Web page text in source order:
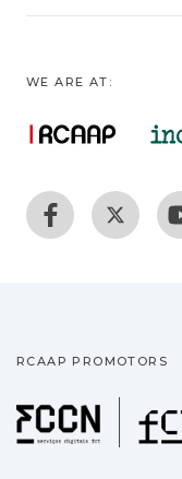
WE ARE AT:
RCAAP PROMOTORS